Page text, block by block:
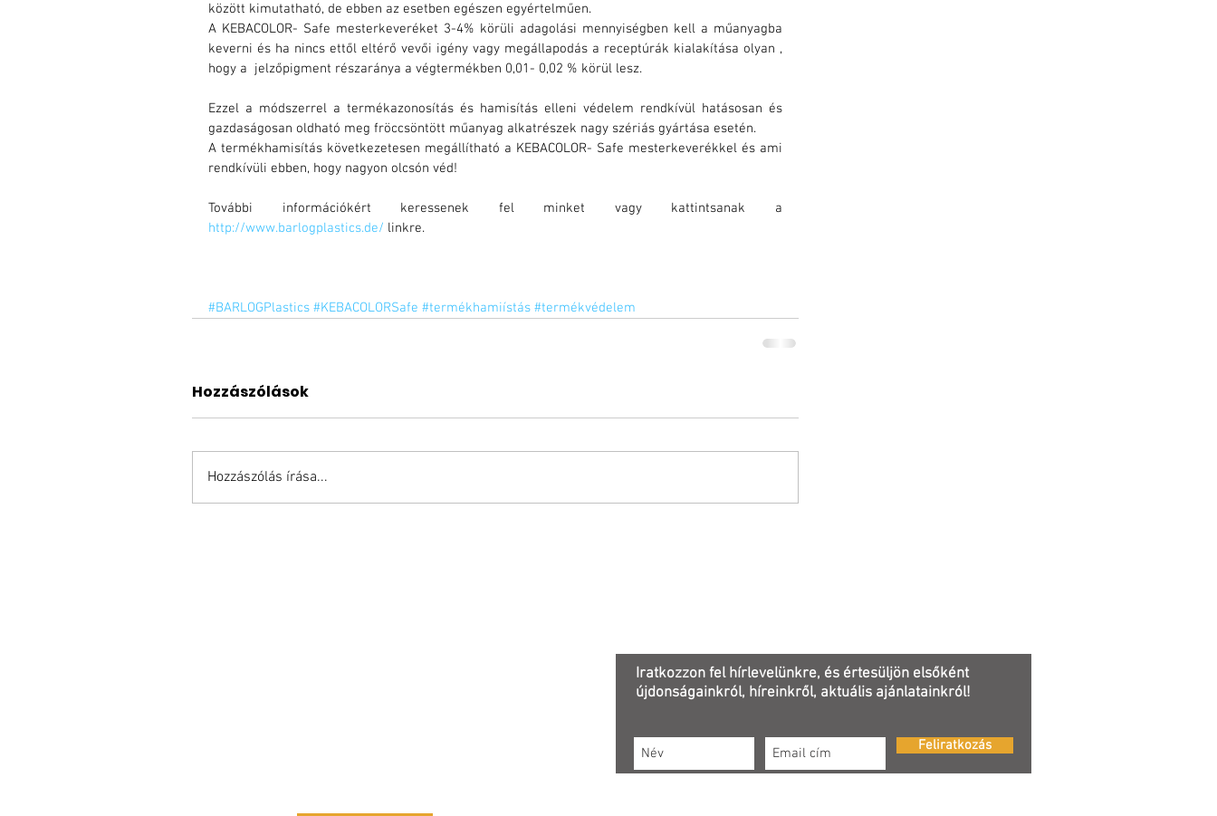
között kimutatható, de ebben az esetben egészen egyértelműen.
A KEBACOLOR- Safe mesterkeveréket 3-4% körüli adagolási mennyiségben kell a műanyagba
keverni és ha nincs ettől eltérő vevői igény vagy megállapodás a receptúrák kialakítása olyan ,
hogy a  jelzőpigment részaránya a végtermékben 0,01- 0,02 % körül lesz.
Ezzel a módszerrel a termékazonosítás és hamisítás elleni védelem rendkívül hatásosan és
gazdaságosan oldható meg fröccsöntött műanyag alkatrészek nagy szériás gyártása esetén.
A termékhamisítás következetesen megállítható a KEBACOLOR- Safe mesterkeverékkel és ami
rendkívüli ebben, hogy nagyon olcsón véd!
http://www.barlogplastics.de/ linkre.
#BARLOGPlastics #KEBACOLORSafe #termékhamiístás #termékvédelem
Hozzászólások
Hozzászólás írása...
Iratkozzon fel hírlevelünkre, és értesüljön elsőként
újdonságainkról, híreinkről, aktuális ajánlatainkról!
Feliratkozás